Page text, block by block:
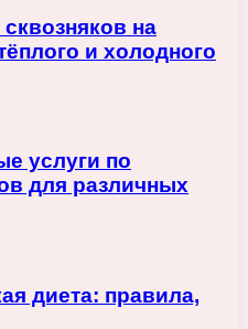
на
и холодного
услуги по
для различных
диета: правила,